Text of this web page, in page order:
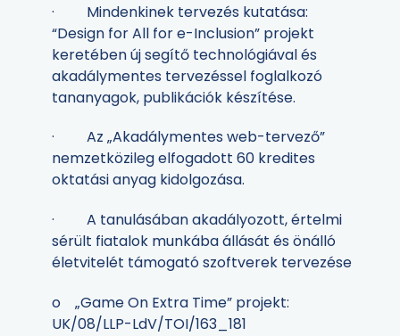
· Mindenkinek tervezés kutatása:
“Design for All for e-Inclusion” projekt
keretében új segítő technológiával és
akadálymentes tervezéssel foglalkozó
tananyagok, publikációk készítése.
· Az „Akadálymentes web-tervező”
nemzetközileg elfogadott 60 kredites
oktatási anyag kidolgozása.
· A tanulásában akadályozott, értelmi
sérült fiatalok munkába állását és önálló
életvitelét támogató szoftverek tervezése
o „Game On Extra Time” projekt:
UK/08/LLP-LdV/TOI/163_181